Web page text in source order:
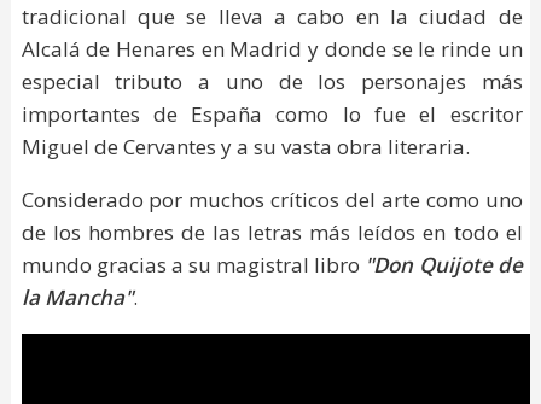
tradicional que se lleva a cabo en la ciudad de
Alcalá de Henares en Madrid y donde se le rinde un
especial tributo a uno de los personajes más
importantes de España como lo fue el escritor
Miguel de Cervantes y a su vasta obra literaria.
Considerado por muchos críticos del arte como uno
de los hombres de las letras más leídos en todo el
mundo gracias a su magistral libro "Don Quijote de
la Mancha".